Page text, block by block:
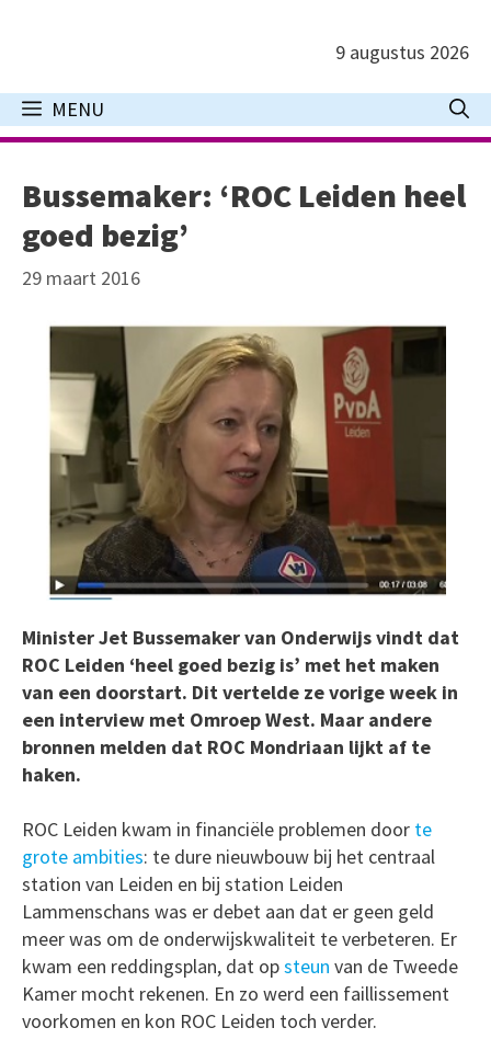
inhoud
9 augustus 2026
MENU
Bussemaker: ‘ROC Leiden heel
goed bezig’
29 maart 2016
Minister Jet Bussemaker van Onderwijs vindt dat
ROC Leiden ‘heel goed bezig is’ met het maken
van een doorstart. Dit vertelde ze vorige week in
een interview met Omroep West. Maar andere
bronnen melden dat ROC Mondriaan lijkt af te
haken.
ROC Leiden kwam in financiële problemen door te
grote ambities: te dure nieuwbouw bij het centraal
station van Leiden en bij station Leiden
Lammenschans was er debet aan dat er geen geld
meer was om de onderwijskwaliteit te verbeteren. Er
kwam een reddingsplan, dat opsteun van de Tweede
Kamer mocht rekenen. En zo werd een faillissement
voorkomen en kon ROC Leiden toch verder.